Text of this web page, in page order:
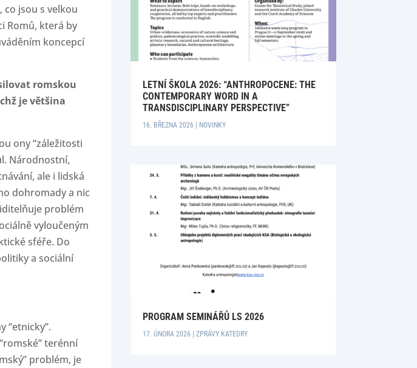
jsou s velkou
Romů, která by
koncepcí
romskou
je většina
ony “záležitosti
Národnostní,
ale i lidská
dohromady a nic
problém
vyloučeným
sféře. Do
a sociální
“etnicky”.
terénní
problém, je
LETNÍ ŠKOLA 2026: “ANTHROPOCENE: THE
CONTEMPORARY WORD IN A
TRANSDISCIPLINARY PERSPECTIVE”
16. BŘEZNA 2026| NOVINKY
PROGRAM SEMINÁŘŮ LS 2026
17. ÚNORA 2026| ZPRÁVY KATEDRY